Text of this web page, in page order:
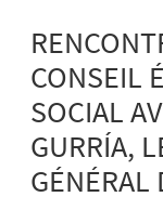
CONSEIL
SOCIAL
GURRÍA,
GÉNÉRAL